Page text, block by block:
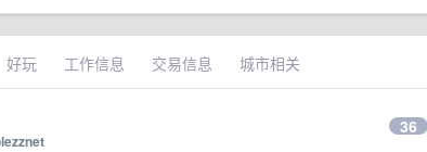
好玩 工作信息 交易信息 城市相关
36